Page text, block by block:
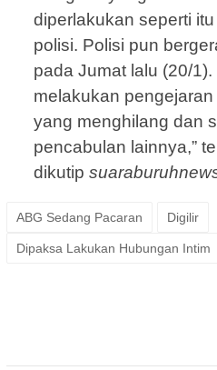
diperlakukan seperti
polisi. Polisi pun
pada Jumat lalu (20/
melakukan
yang menghilang dan
pencabulan lainnya,”
dikutip
ABG Sedang Pacaran Digilir
Dipaksa Lakukan Hubungan Intim